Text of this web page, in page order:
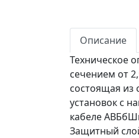
Описание
Техническое
сечением от
состоящая из
установок с
кабеле
Защитный